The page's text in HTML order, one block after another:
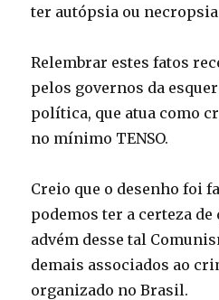
ter autópsia ou
Relembrar estes fatos
pelos governos da
política, que atua como
no mínimo TENSO.
Creio que o desenho foi
podemos ter a certeza de
advém desse tal
demais associados ao
organizado no Brasil.